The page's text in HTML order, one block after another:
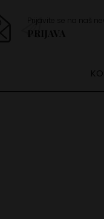
Prijavite se na naš
PRIJAVA